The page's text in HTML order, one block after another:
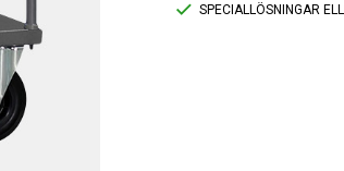
SPECIALLÖSNINGAR